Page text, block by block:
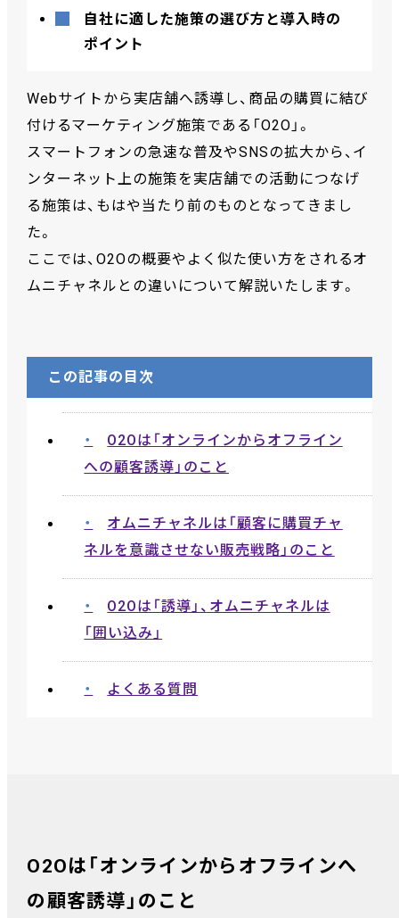
自社に適した施策の選び方と導入時の
ポイント
Webサイトから実店舗へ誘導し、商品の購買に結び
付けるマーケティング施策である「O2O」。
スマートフォンの急速な普及やSNSの拡大から、イ
ンターネット上の施策を実店舗での活動につなげ
る施策は、もはや当たり前のものとなってきまし
た。
ここでは、O2Oの概要やよく似た使い方をされるオ
ムニチャネルとの違いについて解説いたします。
この記事の目次
O2Oは「オンラインからオフライン
への顧客誘導」のこと
オムニチャネルは「顧客に購買チャ
ネルを意識させない販売戦略」のこと
O2Oは「誘導」、オムニチャネルは
「囲い込み」
よくある質問
O2Oは「オンラインからオフラインへ
の顧客誘導」のこと